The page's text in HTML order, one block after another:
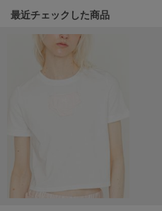
ミラオーウェン
モワージュ
最近チェックした商品